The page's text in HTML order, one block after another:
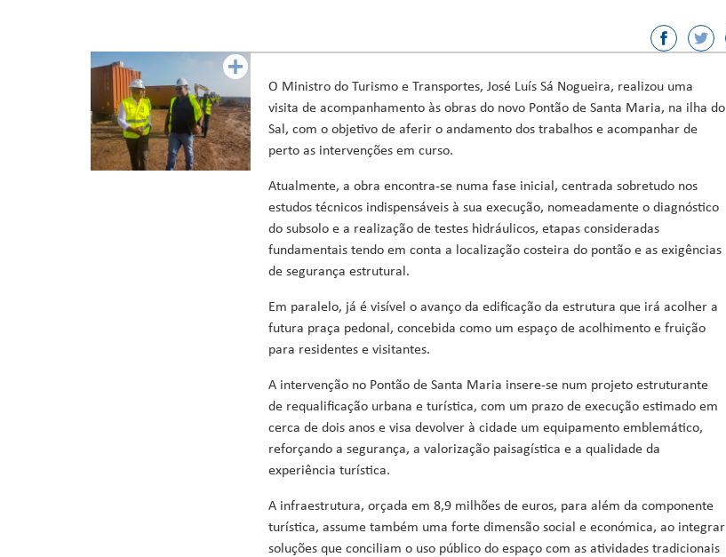
Ministra da Agricultura, Desenvolvimento Rural e Pescas
Ministro da Cultura, Industrias Criativas, Juventude e Desporto
Ministro da Reforma do Estado, Poder Local e Descentralização
Ministro do Ambiente, Ação Climática e Energia
Ministro da Coordenação de Projetos Especiais e Acesso a Fundos
O Ministro do Turismo e Transportes, José Luís Sá Nogueira, realizou uma
visita de acompanhamento às obras do novo Pontão de Santa Maria, na ilha do
Sal, com o objetivo de aferir o andamento dos trabalhos e acompanhar de
perto as intervenções em curso.
Atualmente, a obra encontra-se numa fase inicial, centrada sobretudo nos
estudos técnicos indispensáveis à sua execução, nomeadamente o diagnóstico
do subsolo e a realização de testes hidráulicos, etapas consideradas
fundamentais tendo em conta a localização costeira do pontão e as exigências
de segurança estrutural.
Em paralelo, já é visível o avanço da edificação da estrutura que irá acolher a
futura praça pedonal, concebida como um espaço de acolhimento e fruição
para residentes e visitantes.
A intervenção no Pontão de Santa Maria insere-se num projeto estruturante
de requalificação urbana e turística, com um prazo de execução estimado em
cerca de dois anos e visa devolver à cidade um equipamento emblemático,
reforçando a segurança, a valorização paisagística e a qualidade da
experiência turística.
A infraestrutura, orçada em 8,9 milhões de euros, para além da componente
turística, assume também uma forte dimensão social e económica, ao integrar
soluções que conciliam o uso público do espaço com as atividades tradicionais